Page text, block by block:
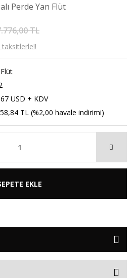
Perde Yan Flüt
TL
USD + KDV
TL (%2,00 havale indirimi)
EKLE